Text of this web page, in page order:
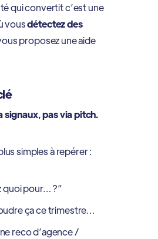
qui convertit c’est une
vousdétectez des
proposez une aide
signaux, pas via pitch.
simples à repérer :
quoi pour… ?”
ça ce trimestre…
reco d’agence /